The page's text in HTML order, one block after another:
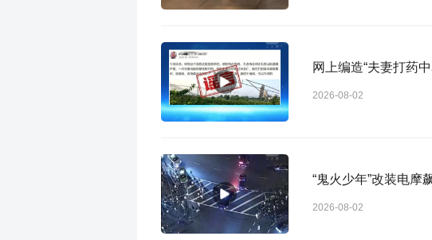
网上编造“夫妻打药
2026-08-02
“鬼火少年”改装电摩
2026-08-02